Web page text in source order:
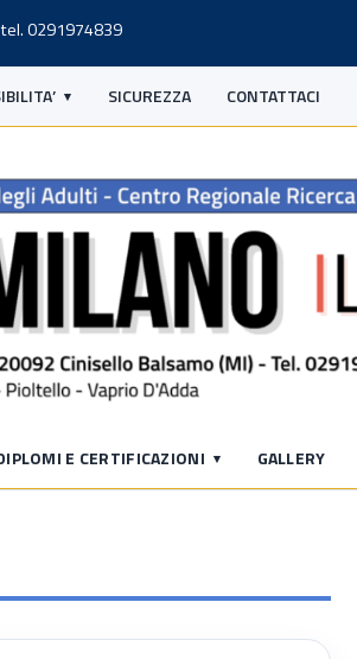
tel. 0291974839
SICUREZZA CONTATTACI
E CERTIFICAZIONI GALLERY